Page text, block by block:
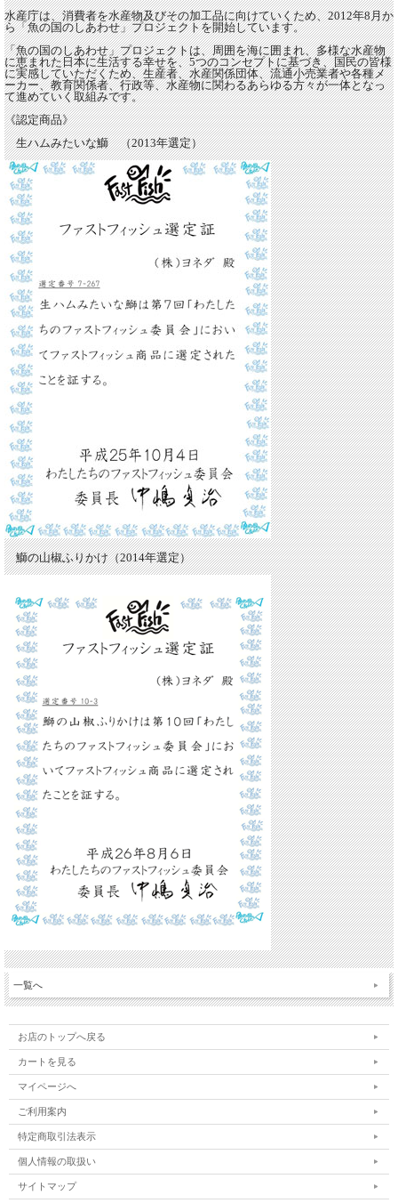
水産庁は、消費者を水産物及びその加工品に向けていくため、2012年8月か
ら「魚の国のしあわせ」プロジェクトを開始しています。
「魚の国のしあわせ」プロジェクトは、周囲を海に囲まれ、多様な水産物
に恵まれた日本に生活する幸せを、5つのコンセプトに基づき、国民の皆様
に実感していただくため、生産者、水産関係団体、流通小売業者や各種メ
ーカー、教育関係者、行政等、水産物に関わるあらゆる方々が一体となっ
て進めていく取組みです。
《認定商品》
生ハムみたいな鰤 （2013年選定）
鰤の山椒ふりかけ（2014年選定）
一覧へ
お店のトップへ戻る
カートを見る
マイページへ
ご利用案内
特定商取引法表示
個人情報の取扱い
サイトマップ